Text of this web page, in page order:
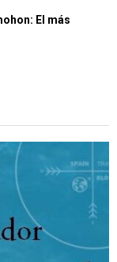
El más